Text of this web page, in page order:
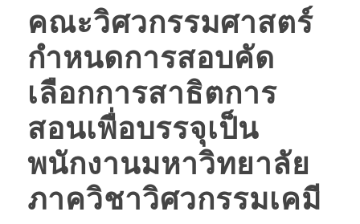
คณะวิศวกรรมศาสตร์
กำหนดการสอบคัด
เลือกการสาธิตการ
สอนเพื่อบรรจุเป็น
พนักงานมหาวิทยาลัย
ภาควิชาวิศวกรรมเคมี